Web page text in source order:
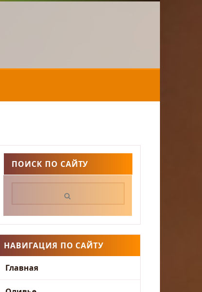
ПОИСК ПО САЙТУ
НАВИГАЦИЯ ПО САЙТУ
Главная